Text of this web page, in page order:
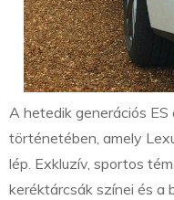
A hetedik generációs
történetében, amely
lép. Exkluzív, sportos
keréktárcsák színei és a